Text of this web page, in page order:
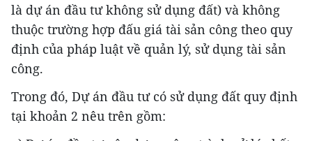
là dự án đầu tư không sử dụng đất) và không
thuộc trường hợp đấu giá tài sản công theo quy
định của pháp luật về quản lý, sử dụng tài sản
công.
Trong đó, Dự án đầu tư có sử dụng đất quy định
tại khoản 2 nêu trên gồm: